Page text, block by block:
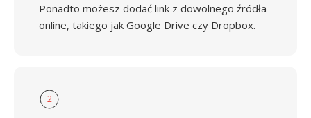
Ponadto możesz dodać link z dowolnego źródła
online, takiego jak Google Drive czy Dropbox.
2